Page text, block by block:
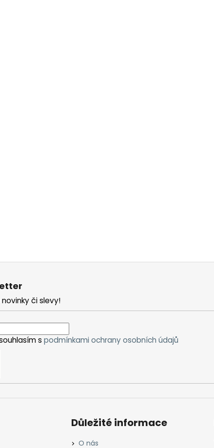
či slevy!
s podmínkami ochrany osobních údajů
Důležité informace
O nás